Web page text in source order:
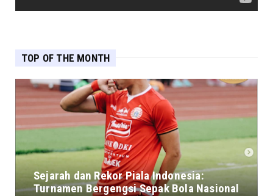
TOP OF THE MONTH
Sejarah dan Rekor Piala Indonesia:
Turnamen Bergengsi Sepak Bola Nasional